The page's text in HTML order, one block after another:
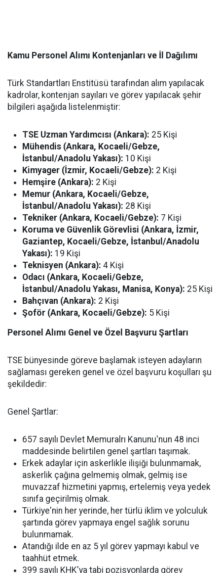
Kamu Personel Alımı Kontenjanları ve İl Dağılımı
Türk Standartları Enstitüsü tarafından alım yapılacak
kadrolar, kontenjan sayıları ve görev yapılacak şehir
bilgileri aşağıda listelenmiştir:
TSE Uzman Yardımcısı (Ankara): 25 Kişi
Mühendis (Ankara, Kocaeli/Gebze,
İstanbul/Anadolu Yakası): 10 Kişi
Kimyager (İzmir, Kocaeli/Gebze): 2 Kişi
Hemşire (Ankara): 2 Kişi
Memur (Ankara, Kocaeli/Gebze,
İstanbul/Anadolu Yakası): 28 Kişi
Tekniker (Ankara, Kocaeli/Gebze): 7 Kişi
Koruma ve Güvenlik Görevlisi (Ankara, İzmir,
Gaziantep, Kocaeli/Gebze, İstanbul/Anadolu
Yakası): 19 Kişi
Teknisyen (Ankara): 4 Kişi
Odacı (Ankara, Kocaeli/Gebze,
İstanbul/Anadolu Yakası, Manisa, Konya): 25 Kişi
Bahçıvan (Ankara): 2 Kişi
Şoför (Ankara, Kocaeli/Gebze): 5 Kişi
Personel Alımı Genel ve Özel Başvuru Şartları
TSE bünyesinde göreve başlamak isteyen adayların
sağlaması gereken genel ve özel başvuru koşulları şu
şekildedir:
Genel Şartlar:
657 sayılı Devlet Memuralrı Kanunu'nun 48 inci
maddesinde belirtilen genel şartları taşımak.
Erkek adaylar için askerlikle ilişiği bulunmamak,
askerlik çağına gelmemiş olmak, gelmiş ise
muvazzaf hizmetini yapmış, ertelemiş veya yedek
sınıfa geçirilmiş olmak.
Türkiye'nin her yerinde, her türlü iklim ve yolculuk
şartında görev yapmaya engel sağlık sorunu
bulunmamak.
Atandığı ilde en az 5 yıl görev yapmayı kabul ve
taahhüt etmek.
399 sayılı KHK'ya tabi pozisyonlarda görev